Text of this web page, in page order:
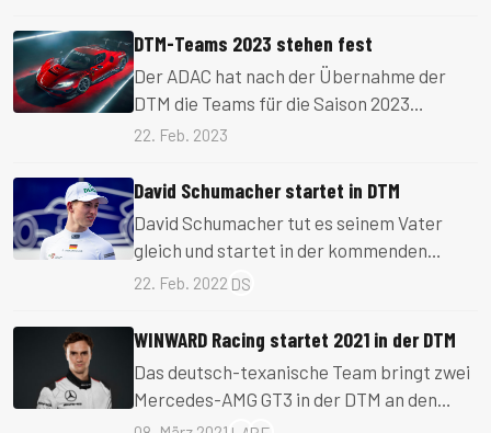
DTM-Teams 2023 stehen fest
Der ADAC hat nach der Übernahme der
DTM die Teams für die Saison 2023
verkündet.
22. Feb. 2023
David Schumacher startet in DTM
David Schumacher tut es seinem Vater
gleich und startet in der kommenden
Saison in der DTM.
22. Feb. 2022 DS
WINWARD Racing startet 2021 in der DTM
Das deutsch-texanische Team bringt zwei
Mercedes-AMG GT3 in der DTM an den
Start.